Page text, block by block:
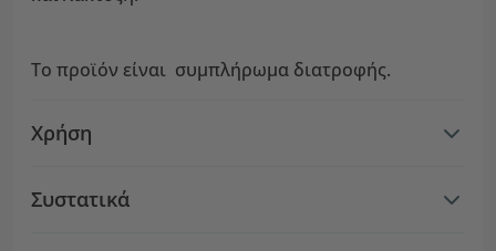
Το προϊόν είναι συμπλήρωμα διατροφής.
Χρήση
Συστατικά